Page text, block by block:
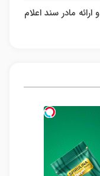
جزئیات ثبت ادعا، تهیه نقشه UTM و ارائه مادر سند اعلام